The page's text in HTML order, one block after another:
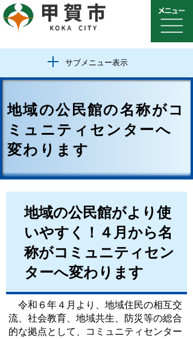
サブメニュー表示
地域の公民館の名称がコ
ミュニティセンターへ
変わります
地域の公民館がより使
いやすく！４月から名
称がコミュニティセン
ターへ変わります
令和６年４月より、地域住民の相互交
流、社会教育、地域共生、防災等の総合
的な拠点として、コミュニティセンター